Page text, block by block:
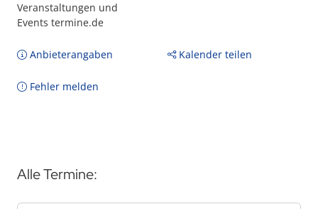
Veranstaltungen und
Events termine.de
Anbieterangaben Kalender teilen
Fehler melden
Alle Termine: